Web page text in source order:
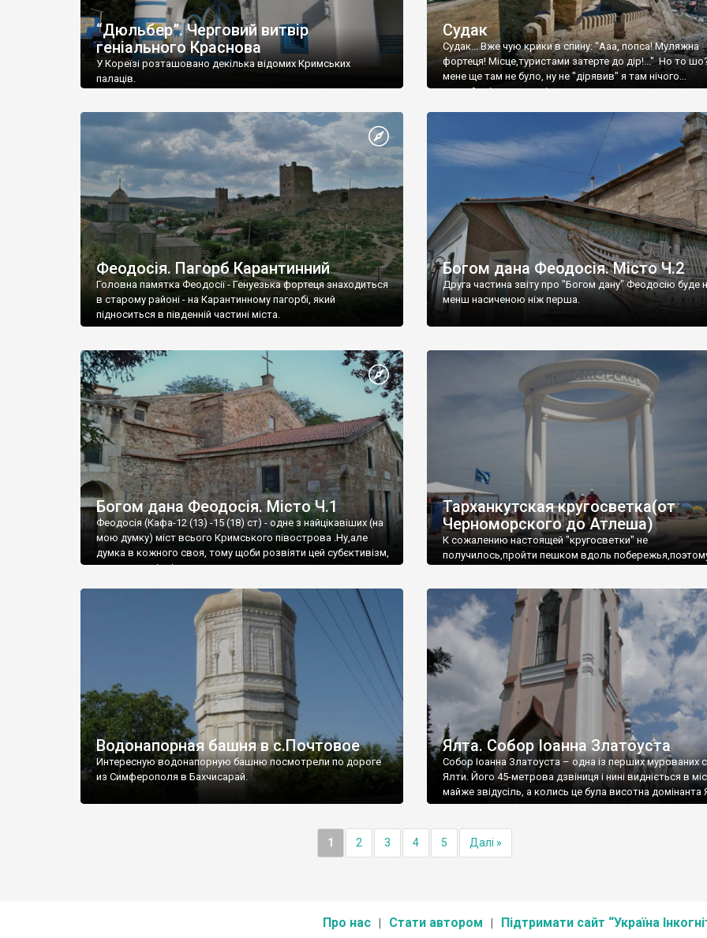
“Дюльбер”. Черговий витвір
геніального Краснова
У Кореїзі розташовано декілька відомих Кримських
палаців.
Судак
Судак... Вже чую крики в спину: "Ааа, попса! Муляжна
фортеця! Місце,туристами затерте до дір!..." Но то
мене ще там не було, ну не "дірявив" я там нічого...
принаймні до цього літа.
Феодосія. Пагорб Карантинний
Головна памятка Феодосії - Генуезька фортеця знаходиться
в старому районі - на Карантинному пагорбі, який
підноситься в південній частині міста.
Богом дана Феодосія. Місто Ч.2
Друга частина звіту про "Богом дану" Феодосію буде
менш насиченою ніж перша.
Богом дана Феодосія. Місто Ч.1
Феодосія (Кафа-12 (13) -15 (18) ст) - одне з найцікавіших (на
мою думку) міст всього Кримського півострова .Ну,але
думка в кожного своя, тому щоби розвіяти цей субєктивізм,
запрошую відвідати це
Тарханкутская кругосветка(от
Черноморского до Атлеша)
К сожалению настоящей "кругосветки" не
получилось,пройти пешком вдоль
Водонапорная башня в с.Почтовое
Интересную водонапорную башню посмотрели по дороге
из Симферополя в Бахчисарай.
Ялта. Собор Іоанна Златоуста
Собор Іоанна Златоуста – одна із перших мурованих
Ялти. Його 45-метрова дзвіниця і нині видніється в
майже звідусіль, а колись це була висотна домінанта
1 2 3 4 5 Далі »
Про нас Стати автором Підтримати сайт “Україна